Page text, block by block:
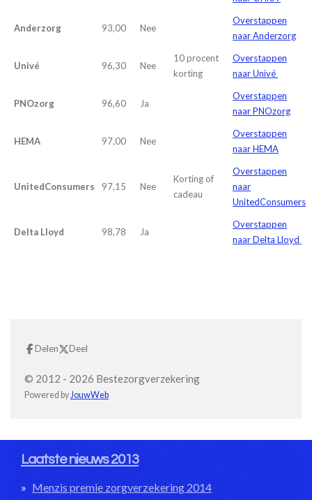
Anderzorg 93,00 Nee
Overstappen
naar Anderzorg
Univé 96,30 Nee
10 procent
korting
Overstappen
naar Univé
PNOzorg 96,60 Ja
Overstappen
naar PNOzorg
HEMA 97,00 Nee
Overstappen
naar HEMA
UnitedConsumers 97,15 Nee
Korting of
cadeau
Overstappen
naar
UnitedConsumers
Delta Lloyd 98,78 Ja
Overstappen
naar Delta Lloyd
Delen Deel
© 2012 - 2026 Bestezorgverzekering
Powered byJouwWeb
Laatste nieuws 2013
Menzis premie zorgverzekering 2014